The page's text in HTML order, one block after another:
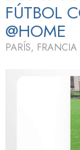
FÚTBOL
@HOME
PARÍS, FRANCIA